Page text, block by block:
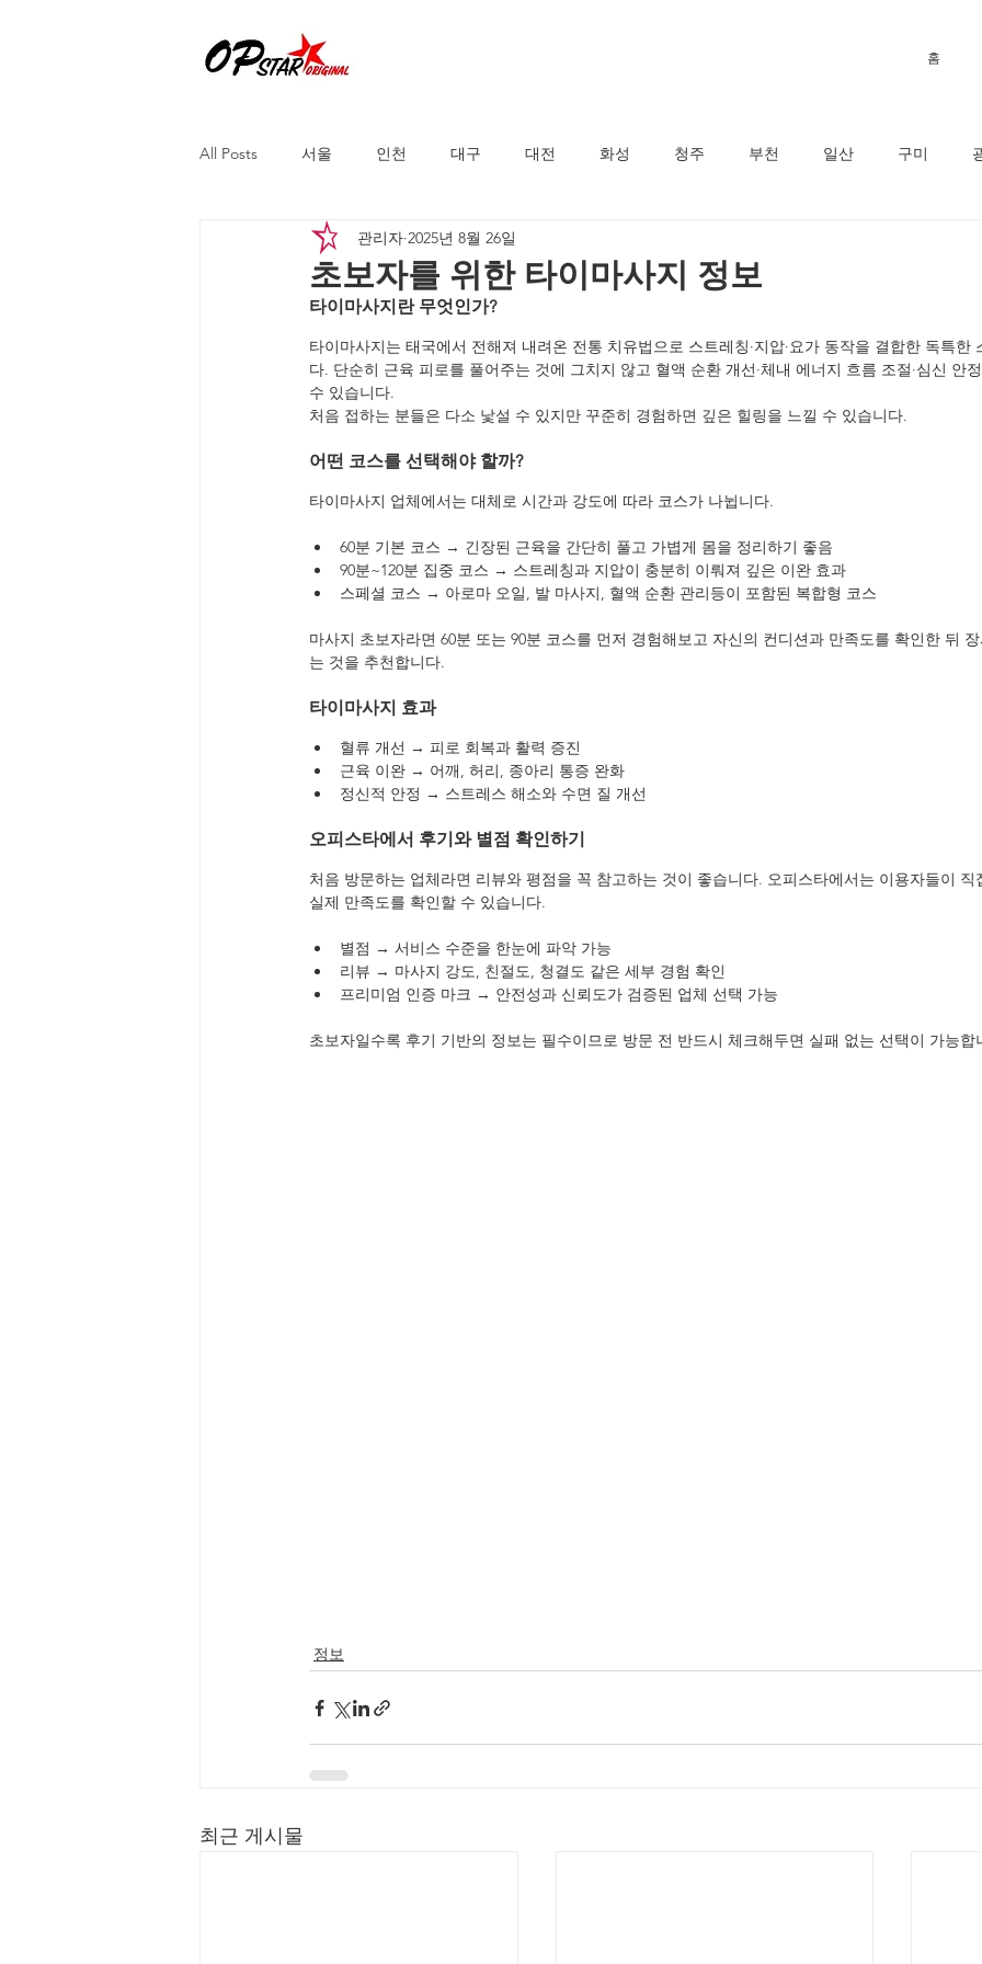
홈
All Posts 서울 인천 대구 대전 화성 청주 부천 일산 구미
수원 목포 제주
초보자를 위한 타이마사지 정보
관리자 2025년 8월 26일
타이마사지란 무엇인가?
타이마사지는 태국에서 전해져 내려온 전통 치유법으로 스트레칭·지압·요가 동작을 결합한 독특한
다. 단순히 근육 피로를 풀어주는 것에 그치지 않고 혈액 순환 개선·체내 에너지 흐름 조절·심신 안
수 있습니다.
처음 접하는 분들은 다소 낯설 수 있지만 꾸준히 경험하면 깊은 힐링을 느낄 수 있습니다.
어떤 코스를 선택해야 할까?
타이마사지 업체에서는 대체로 시간과 강도에 따라 코스가 나뉩니다.
60분 기본 코스 → 긴장된 근육을 간단히 풀고 가볍게 몸을 정리하기 좋음
90분~120분 집중 코스 → 스트레칭과 지압이 충분히 이뤄져 깊은 이완 효과
스페셜 코스 → 아로마 오일, 발 마사지, 혈액 순환 관리등이 포함된 복합형 코스
마사지 초보자라면 60분 또는 90분 코스를 먼저 경험해보고 자신의 컨디션과 만족도를 확인한 뒤
는 것을 추천합니다.
타이마사지 효과
혈류 개선 → 피로 회복과 활력 증진
근육 이완 → 어깨, 허리, 종아리 통증 완화
정신적 안정 → 스트레스 해소와 수면 질 개선
오피스타에서 후기와 별점 확인하기
처음 방문하는 업체라면 리뷰와 평점을 꼭 참고하는 것이 좋습니다. 오피스타에서는 이용자들이
실제 만족도를 확인할 수 있습니다.
별점 → 서비스 수준을 한눈에 파악 가능
리뷰 → 마사지 강도, 친절도, 청결도 같은 세부 경험 확인
프리미엄 인증 마크 → 안전성과 신뢰도가 검증된 업체 선택 가능
초보자일수록 후기 기반의 정보는 필수이므로 방문 전 반드시 체크해두면 실패 없는 선택이 가능합
정보
최근 게시물